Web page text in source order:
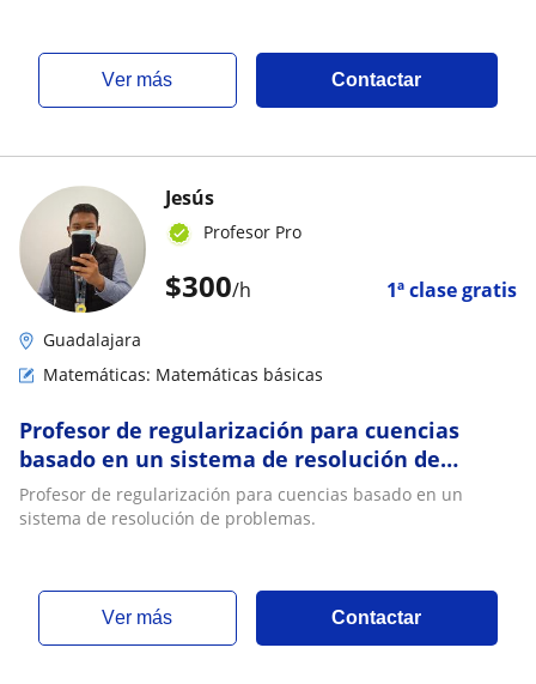
ver más Contactar
$300/h 1ª clase gratis
Jesús
Profesor Pro
Guadalajara
Matemáticas: Matemáticas básicas
Profesor de regularización para cuencias
basado en un sistema de resolución de
problemas
Profesor de regularización para cuencias basado en un
sistema de resolución de problemas.
ver más Contactar